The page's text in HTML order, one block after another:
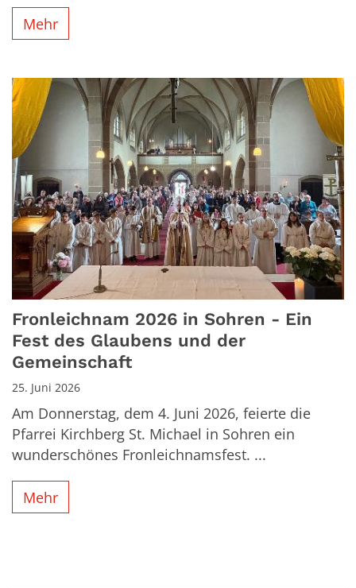
Mehr
Fronleichnam 2026 in Sohren - Ein
Fest des Glaubens und der
Gemeinschaft
25. Juni 2026
Am Donnerstag, dem 4. Juni 2026, feierte die
Pfarrei Kirchberg St. Michael in Sohren ein
wunderschönes Fronleichnamsfest. ...
Mehr